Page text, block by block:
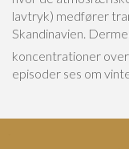
lavtryk) medfører
Skandinavien.
koncentrationer
episoder ses om